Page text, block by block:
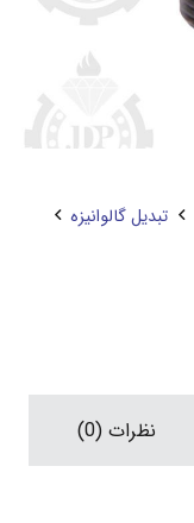
تبدیل گالوانیزه
نظرات (0)